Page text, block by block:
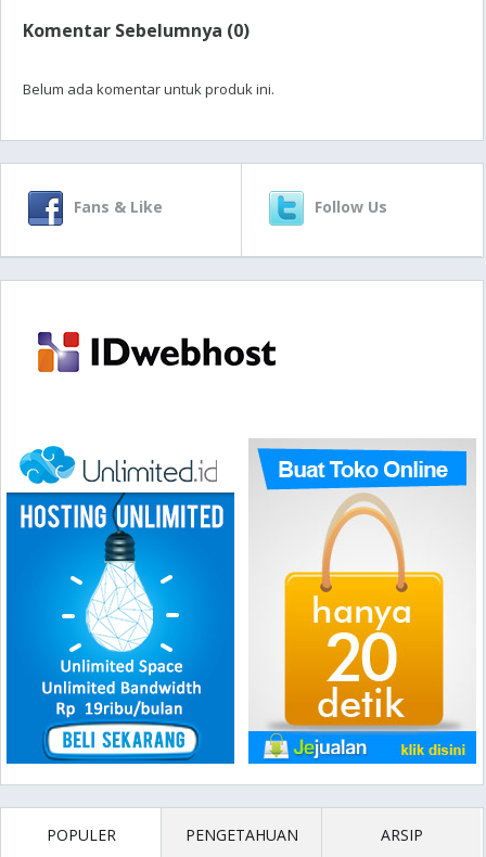
Komentar Sebelumnya (0)
Belum ada komentar untuk produk ini.
Fans & Like Follow Us
POPULER PENGETAHUAN ARSIP